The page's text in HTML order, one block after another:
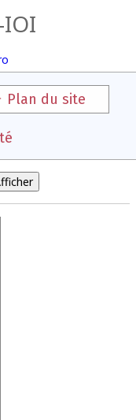
IOI
Plan du site